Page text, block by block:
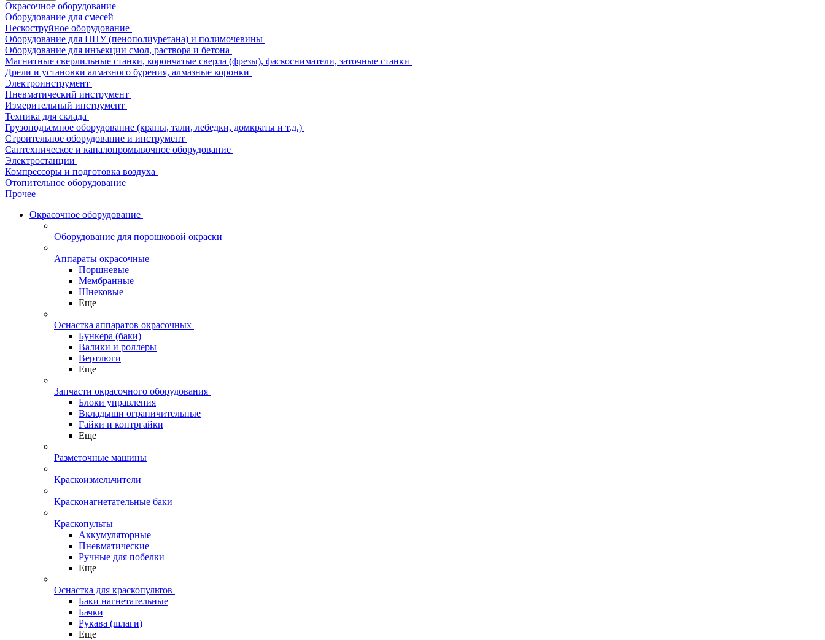
Окрасочное оборудование
Оборудование для смесей
Пескоструйное оборудование
Оборудование для ППУ (пенополиуретана) и полимочевины
Оборудование для инъекции смол, раствора и бетона
Магнитные сверлильные станки, корончатые сверла (фрезы), фаскосниматели, заточные станки
Дрели и установки алмазного бурения, алмазные коронки
Электроинструмент
Пневматический инструмент
Измерительный инструмент
Техника для склада
Грузоподъемное оборудование (краны, тали, лебедки, домкраты и т.д.)
Строительное оборудование и инструмент
Сантехническое и каналопромывочное оборудование
Электростанции
Компрессоры и подготовка воздуха
Отопительное оборудование
Прочее
Окрасочное оборудование
Оборудование для порошковой окраски
Аппараты окрасочные
Поршневые
Мембранные
Шнековые
Еще
Оснастка аппаратов окрасочных
Бункера (баки)
Валики и роллеры
Вертлюги
Еще
Запчасти окрасочного оборудования
Блоки управления
Вкладыши ограничительные
Гайки и контргайки
Еще
Разметочные машины
Краскоизмельчители
Красконагнетательные баки
Краскопульты
Аккумуляторные
Пневматические
Ручные для побелки
Еще
Оснастка для краскопультов
Баки нагнетательные
Бачки
Рукава (шлаги)
Еще